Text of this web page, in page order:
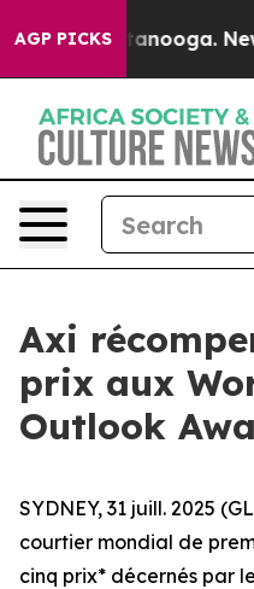
AGP PICKS
in Chattanooga.
Axi
prix aux
Outlook
SYDNEY, 31 juill. 2025
courtier mondial de
cinq prix* décernés par